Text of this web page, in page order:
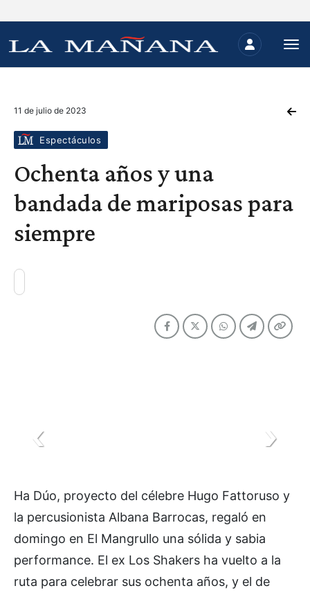
11 de julio de 2023
Espectáculos
Ochenta años y una
bandada de mariposas para
siempre
Ha Dúo, proyecto del célebre Hugo Fattoruso y
la percusionista Albana Barrocas, regaló en
domingo en El Mangrullo una sólida y sabia
performance. El ex Los Shakers ha vuelto a la
ruta para celebrar sus ochenta años, y el de